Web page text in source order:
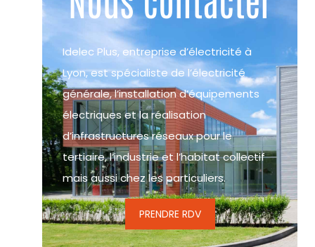
Idelec Plus, entreprise d’électricité à
Lyon, est spécialiste de l’électricité
générale, l’installation d’équipements
électriques et la réalisation
d’infrastructures réseaux pour le
tertiaire, l’industrie et l’habitat collectif
mais aussi chez les particuliers.
PRENDRE RDV